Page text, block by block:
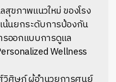
ขภาพแนวใหม่ ของโรง
น้นยกระดับการป้องกัน
ออกแบบการดูแล
Wellness